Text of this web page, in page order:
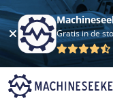
Gratis in de